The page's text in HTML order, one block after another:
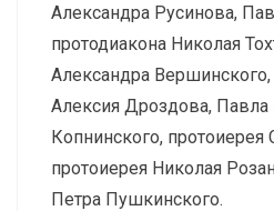
Александра Русинова,
протодиакона Николая
Александра Вершинского,
Алексия Дроздова, Павла
Копнинского, протоиерея
протоиерея Николая
Петра Пушкинского.